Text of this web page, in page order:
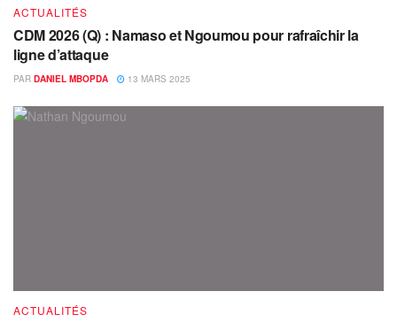
ACTUALITÉS
CDM 2026 (Q) : Namaso et Ngoumou pour rafraîchir la
ligne d’attaque
PAR DANIEL MBOPDA 13 MARS 2025
ACTUALITÉS